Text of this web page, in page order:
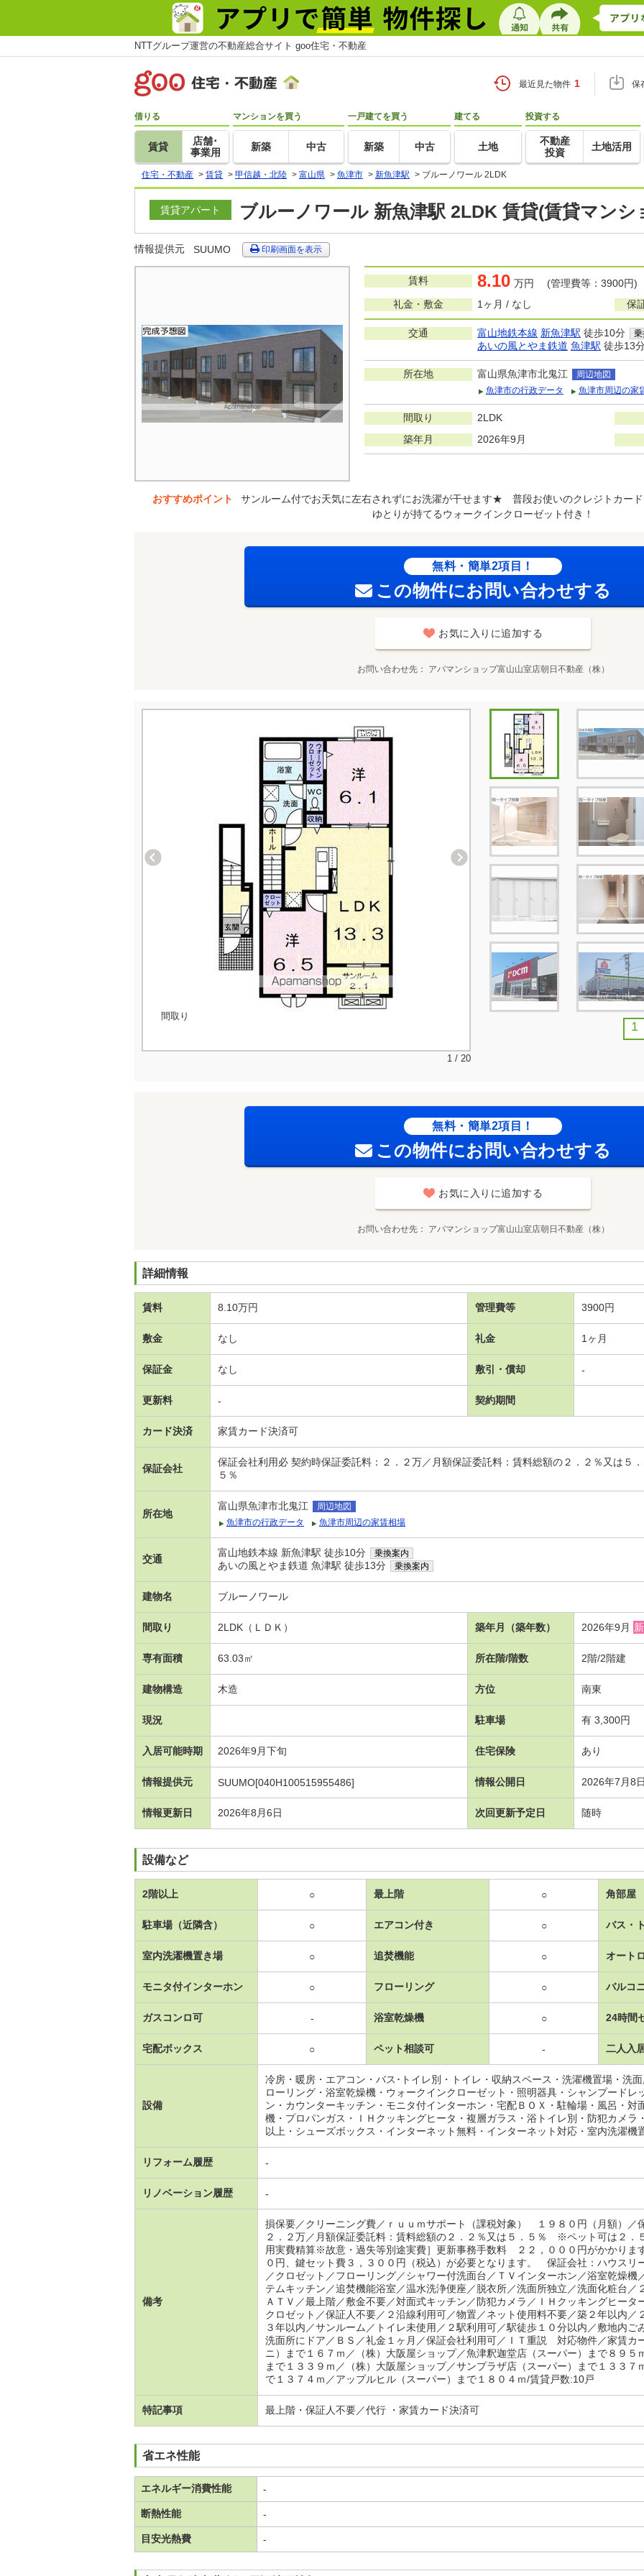
NTTグループ運営の不動産総合サイト goo住宅・不動産
最近見た物件 1 保
借りる
賃貸
店舗･
事業用
マンションを買う
新築 中古
一戸建てを買う
新築 中古
建てる
土地
投資する
不動産
投資
土地活用
住宅・不動産 > 賃貸 > 甲信越・北陸 > 富山県 > 魚津市 > 新魚津駅 > ブルーノワール 2LDK
賃貸アパート ブルーノワール 新魚津駅 2LDK 賃貸(賃貸マンシ
情報提供元 SUUMO 印刷画面を表示
賃料 8.10 万円 (管理費等：3900円)
礼金・敷金
1ヶ月 / なし 保
交通 富山地鉄本線 新魚津駅 徒歩10分 乗
あいの風とやま鉄道 魚津駅 徒歩13
所在地 富山県魚津市北鬼江
周辺地図
魚津市の行政データ
魚津市周辺の家
間取り 2LDK
築年月 2026年9月
おすすめポイント
サンルーム付でお天気に左右されずにお洗濯が干せます★ 普段お使いのクレジトカー
ゆとりが持てるウォークインクローゼット付き！
無料・簡単2項目！
この物件にお問い合わせする
お気に入りに追加する
お問い合わせ先 アパマンショップ富山山室店朝日不動産（株）
間取り
1 / 20
1
無料・簡単2項目！
この物件にお問い合わせする
お気に入りに追加する
お問い合わせ先 アパマンショップ富山山室店朝日不動産（株）
詳細情報
賃料 8.10万円 管理費等 3900円
敷金 なし 礼金 1ヶ月
保証金 なし 敷引・償却 -
更新料 - 契約期間
カード決済 家賃カード決済可
保証会社
保証会社利用必 契約時保証委託料：２．２万／月額保証委託料：賃料総額の２．２％又は
５％
所在地
富山県魚津市北鬼江
周辺地図
魚津市の行政データ
魚津市周辺の家賃相場
交通
富山地鉄本線 新魚津駅 徒歩10分 乗換案内
あいの風とやま鉄道 魚津駅 徒歩13分 乗換案内
建物名 ブルーノワール
間取り 2LDK（ＬＤＫ） 築年月（築年数） 2026年9月
専有面積 63.03㎡ 所在階/階数 2階/2階建
建物構造 木造 方位 南東
現況 駐車場 有 3,300円
入居可能時期 2026年9月下旬 住宅保険 あり
情報提供元 SUUMO[040H100515955486] 情報公開日 2026年7月8日
情報更新日 2026年8月6日 次回更新予定日 随時
設備など
2階以上 ○ 最上階 ○ 角部屋
駐車場（近隣含） ○ エアコン付き ○ バス・
室内洗濯機置き場 ○ 追焚機能 ○ オート
モニタ付インターホン ○ フローリング ○ バルコ
ガスコンロ可 - 浴室乾燥機 ○ 24時間
宅配ボックス ○ ペット相談可 - 二人入
設備
冷房・暖房・エアコン・バス･トイレ別・トイレ・収納スペース・洗濯機置場・洗
ローリング・浴室乾燥機・ウォークインクローゼット・照明器具・シャンプードレ
ン・カウンターキッチン・モニタ付インターホン・宅配ＢＯＸ・駐輪場・風呂・対
機・プロパンガス・ＩＨクッキングヒータ・複層ガラス・浴トイレ別・防犯カメラ
以上・シューズボックス・インターネット無料・インターネット対応・室内洗濯機
リフォーム履歴 -
リノベーション履歴 -
備考
損保要／クリーニング費／ｒｕｕｍサポート（課税対象） １９８０円（月額）／
２．２万／月額保証委託料：賃料総額の２．２％又は５．５％ ※ペット可は２
用実費精算※故意・過失等別途実費］更新事務手数料 ２２，０００円がかかりま
０円、鍵セット費３，３００円（税込）が必要となります。 保証会社：ハウスリ
／クロゼット／フローリング／シャワー付洗面台／ＴＶインターホン／浴室乾燥機
テムキッチン／追焚機能浴室／温水洗浄便座／脱衣所／洗面所独立／洗面化粧台／
ＡＴＶ／最上階／敷金不要／対面式キッチン／防犯カメラ／ＩＨクッキングヒータ
クロゼット／保証人不要／２沿線利用可／物置／ネット使用料不要／築２年以内／
３年以内／サンルーム／トイレ未使用／２駅利用可／駅徒歩１０分以内／敷地内ご
洗面所にドア／ＢＳ／礼金１ヶ月／保証会社利用可／ＩＴ重説 対応物件／家賃カ
ニ）まで１６７ｍ／（株）大阪屋ショップ／魚津釈迦堂店（スーパー）まで８９５
まで１３３９ｍ／（株）大阪屋ショップ／サンプラザ店（スーパー）まで１３３７
で１３７４ｍ／アップルヒル（スーパー）まで１８０４ｍ/賃貸戸数:10戸
特記事項 最上階・保証人不要／代行 ・家賃カード決済可
省エネ性能
エネルギー消費性能 -
断熱性能 -
目安光熱費 -